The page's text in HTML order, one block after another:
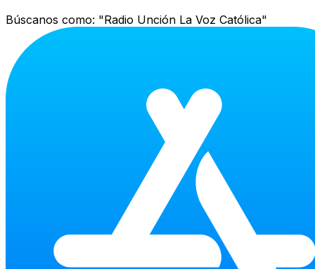
Búscanos como: "Radio Unción La Voz Católica"